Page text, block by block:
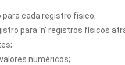
para cada registro físico;
para ‘n’ registros físicos
numéricos;